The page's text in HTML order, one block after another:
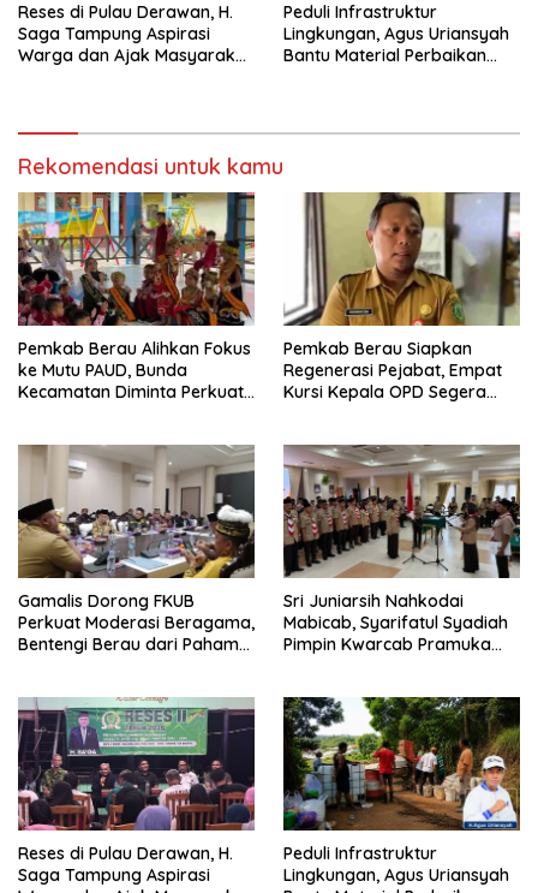
Reses di Pulau Derawan, H.
Saga Tampung Aspirasi
Warga dan Ajak Masyarakat
Peduli Infrastruktur
Lingkungan, Agus Uriansyah
Bantu Material Perbaikan
Rekomendasi untuk kamu
Pemkab Berau Alihkan Fokus
ke Mutu PAUD, Bunda
Kecamatan Diminta Perkuat
Pemkab Berau Siapkan
Regenerasi Pejabat, Empat
Kursi Kepala OPD Segera
Gamalis Dorong FKUB
Perkuat Moderasi Beragama,
Bentengi Berau dari Paham
Sri Juniarsih Nahkodai
Mabicab, Syarifatul Syadiah
Pimpin Kwarcab Pramuka
Reses di Pulau Derawan, H.
Saga Tampung Aspirasi
Peduli Infrastruktur
Lingkungan, Agus Uriansyah